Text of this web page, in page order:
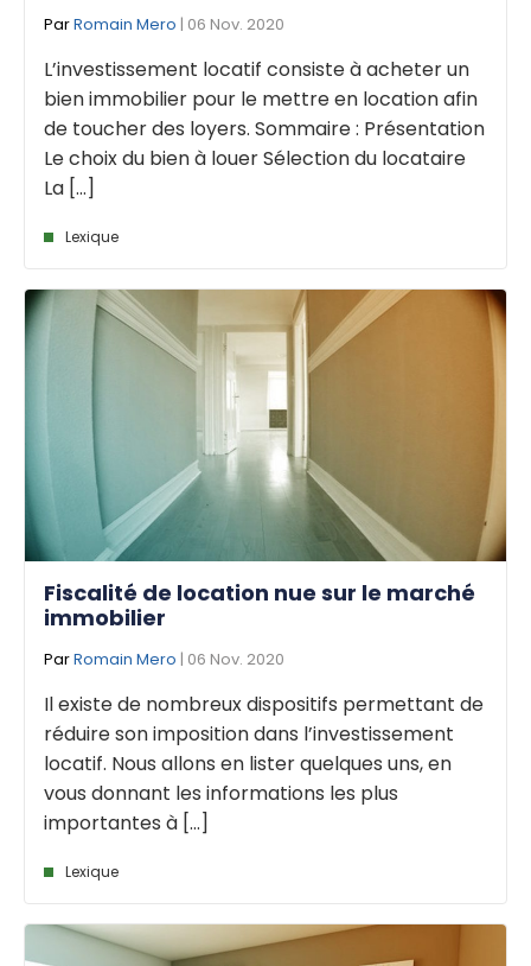
ParRomain Mero | 06 Nov. 2020
L’investissement locatif consiste à acheter un
bien immobilier pour le mettre en location afin
de toucher des loyers. Sommaire : Présentation
Le choix du bien à louer Sélection du locataire
La [...]
Lexique
Fiscalité de location nue sur le marché
immobilier
ParRomain Mero | 06 Nov. 2020
Il existe de nombreux dispositifs permettant de
réduire son imposition dans l’investissement
locatif. Nous allons en lister quelques uns, en
vous donnant les informations les plus
importantes à [...]
Lexique